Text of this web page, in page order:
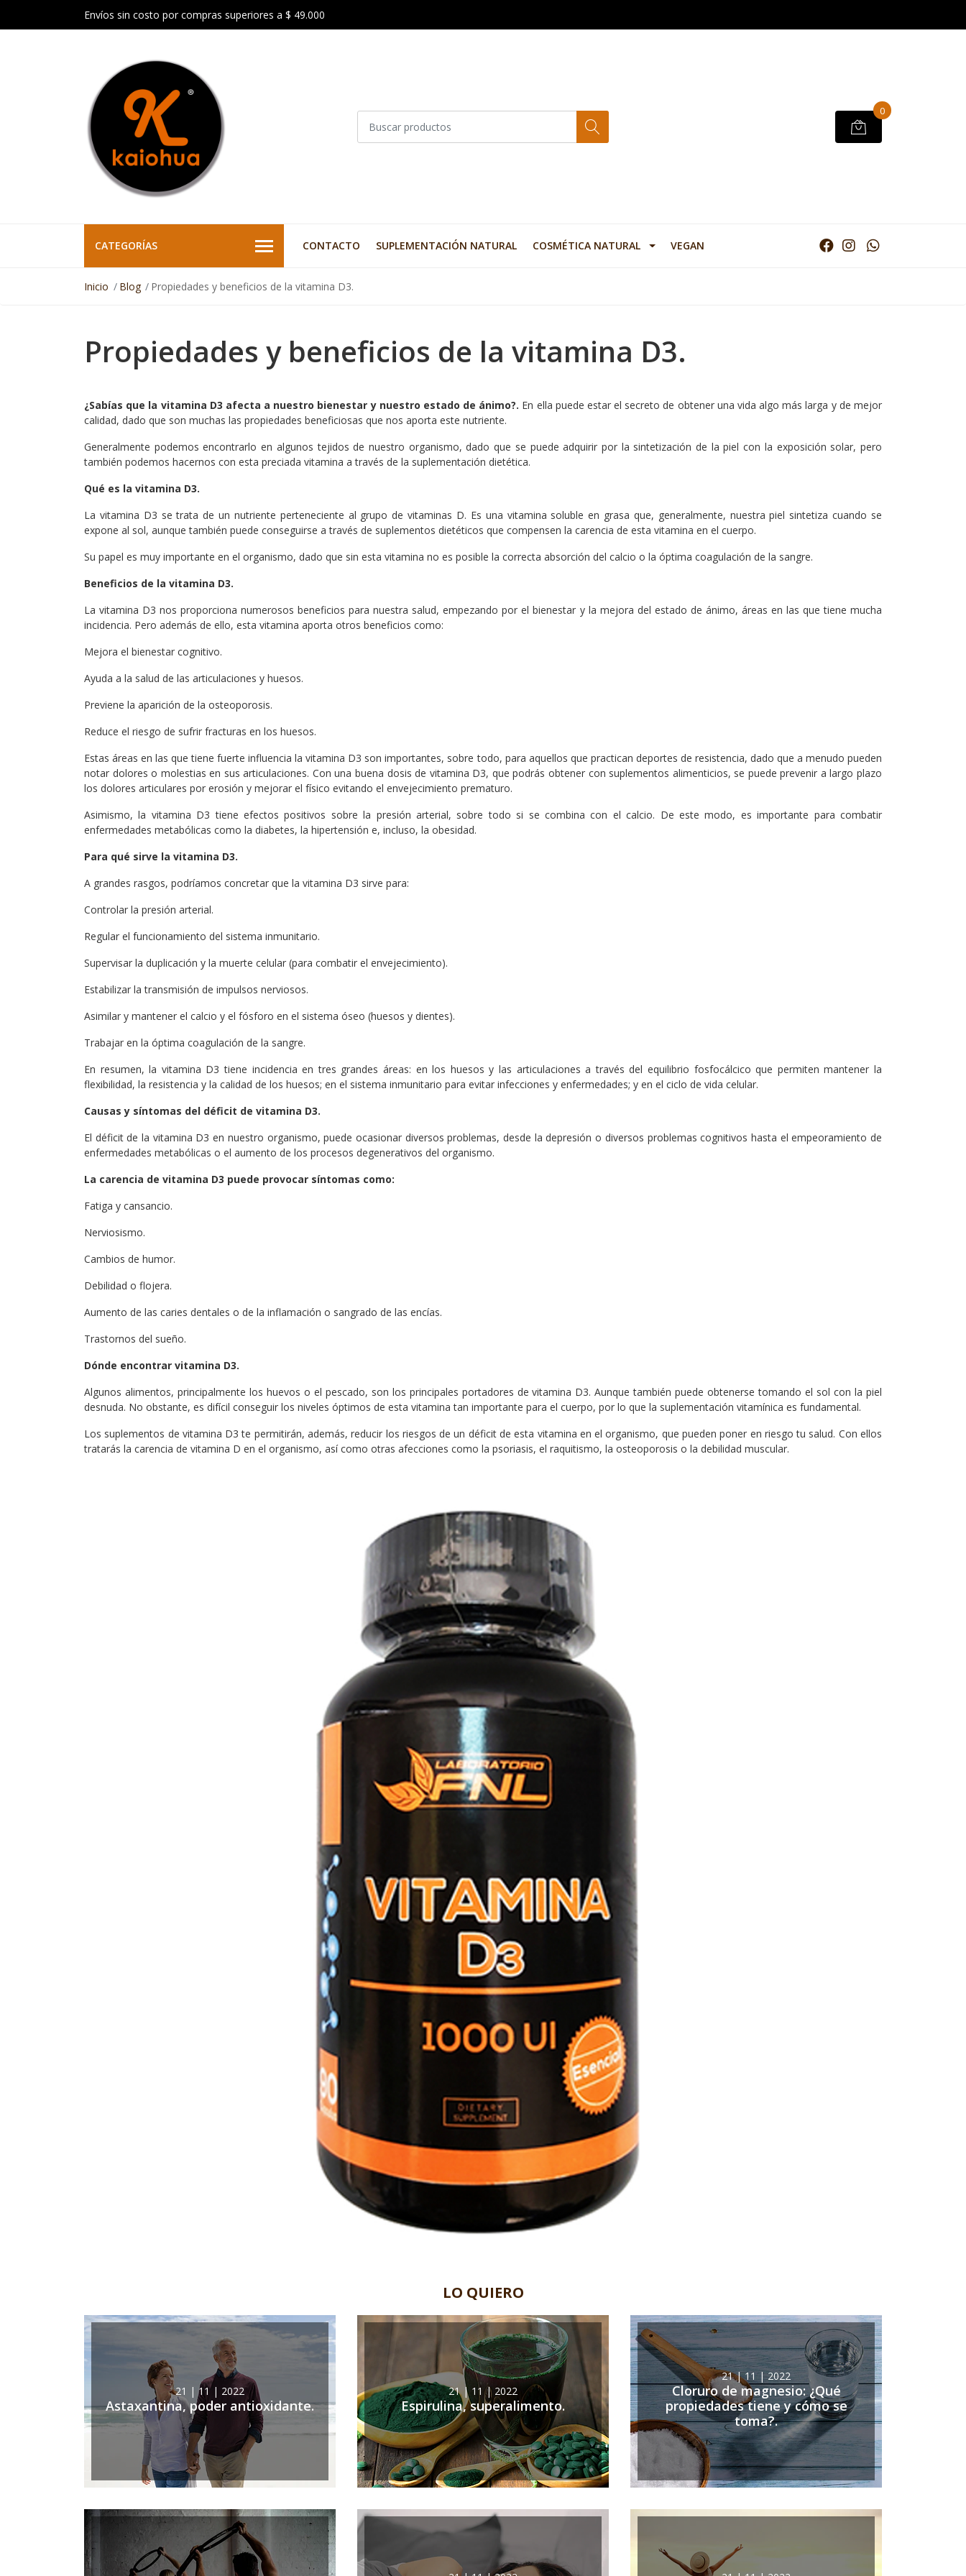
Envíos sin costo por compras superiores a $ 49.000
0
CATEGORÍAS CONTACTO SUPLEMENTACIÓN NATURAL COSMÉTICA NATURAL VEGAN
Inicio Blog Propiedades y beneficios de la vitamina D3.
Propiedades y beneficios de la vitamina D3.
¿Sabías que la vitamina D3 afecta a nuestro bienestar y nuestro estado de ánimo?. En ella puede estar el secreto de obtener una vida algo más larga y de mejor
calidad, dado que son muchas las propiedades beneficiosas que nos aporta este nutriente.
Generalmente podemos encontrarlo en algunos tejidos de nuestro organismo, dado que se puede adquirir por la sintetización de la piel con la exposición solar, pero
también podemos hacernos con esta preciada vitamina a través de la suplementación dietética.
Qué es la vitamina D3.
La vitamina D3 se trata de un nutriente perteneciente al grupo de vitaminas D. Es una vitamina soluble en grasa que, generalmente, nuestra piel sintetiza cuando se
expone al sol, aunque también puede conseguirse a través de suplementos dietéticos que compensen la carencia de esta vitamina en el cuerpo.
Su papel es muy importante en el organismo, dado que sin esta vitamina no es posible la correcta absorción del calcio o la óptima coagulación de la sangre.
Beneficios de la vitamina D3.
La vitamina D3 nos proporciona numerosos beneficios para nuestra salud, empezando por el bienestar y la mejora del estado de ánimo, áreas en las que tiene mucha
incidencia. Pero además de ello, esta vitamina aporta otros beneficios como:
Mejora el bienestar cognitivo.
Ayuda a la salud de las articulaciones y huesos.
Previene la aparición de la osteoporosis.
Reduce el riesgo de sufrir fracturas en los huesos.
Estas áreas en las que tiene fuerte influencia la vitamina D3 son importantes, sobre todo, para aquellos que practican deportes de resistencia, dado que a menudo pueden
notar dolores o molestias en sus articulaciones. Con una buena dosis de vitamina D3, que podrás obtener con suplementos alimenticios, se puede prevenir a largo plazo
los dolores articulares por erosión y mejorar el físico evitando el envejecimiento prematuro.
Asimismo, la vitamina D3 tiene efectos positivos sobre la presión arterial, sobre todo si se combina con el calcio. De este modo, es importante para combatir
enfermedades metabólicas como la diabetes, la hipertensión e, incluso, la obesidad.
Para qué sirve la vitamina D3.
A grandes rasgos, podríamos concretar que la vitamina D3 sirve para:
Controlar la presión arterial.
Regular el funcionamiento del sistema inmunitario.
Supervisar la duplicación y la muerte celular (para combatir el envejecimiento).
Estabilizar la transmisión de impulsos nerviosos.
Asimilar y mantener el calcio y el fósforo en el sistema óseo (huesos y dientes).
Trabajar en la óptima coagulación de la sangre.
En resumen, la vitamina D3 tiene incidencia en tres grandes áreas: en los huesos y las articulaciones a través del equilibrio fosfocálcico que permiten mantener la
flexibilidad, la resistencia y la calidad de los huesos; en el sistema inmunitario para evitar infecciones y enfermedades; y en el ciclo de vida celular.
Causas y síntomas del déficit de vitamina D3.
El déficit de la vitamina D3 en nuestro organismo, puede ocasionar diversos problemas, desde la depresión o diversos problemas cognitivos hasta el empeoramiento de
enfermedades metabólicas o el aumento de los procesos degenerativos del organismo.
La carencia de vitamina D3 puede provocar síntomas como:
Fatiga y cansancio.
Nerviosismo.
Cambios de humor.
Debilidad o flojera.
Aumento de las caries dentales o de la inflamación o sangrado de las encías.
Trastornos del sueño.
Dónde encontrar vitamina D3.
Algunos alimentos, principalmente los huevos o el pescado, son los principales portadores de vitamina D3. Aunque también puede obtenerse tomando el sol con la piel
desnuda. No obstante, es difícil conseguir los niveles óptimos de esta vitamina tan importante para el cuerpo, por lo que la suplementación vitamínica es fundamental.
Los suplementos de vitamina D3 te permitirán, además, reducir los riesgos de un déficit de esta vitamina en el organismo, que pueden poner en riesgo tu salud. Con ellos
tratarás la carencia de vitamina D en el organismo, así como otras afecciones como la psoriasis, el raquitismo, la osteoporosis o la debilidad muscular.
LO QUIERO
21 | 11 | 2022
Astaxantina, poder antioxidante.
21 | 11 | 2022
Espirulina, superalimento.
21 | 11 | 2022
Cloruro de magnesio: ¿Qué
propiedades tiene y cómo se
toma?.